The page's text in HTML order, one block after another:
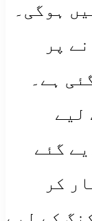
ہوگی۔
پر
ہے۔
لیے
گئے
کر